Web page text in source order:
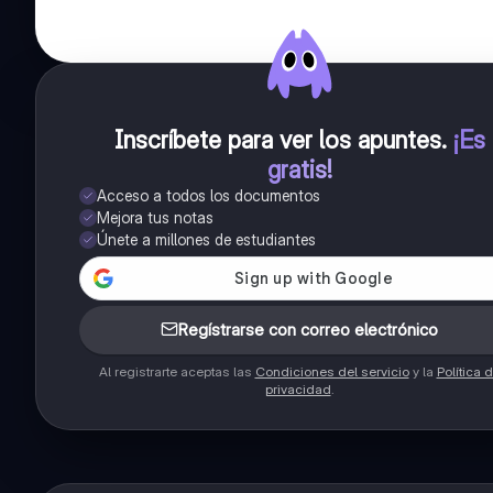
Inscríbete para ver los apuntes. ¡Es
gratis!
Acceso a todos los documentos
Mejora tus notas
Únete a millones de estudiantes
Regístrarse con correo electrónico
Al registrarte aceptas las Condiciones del servicioy la Política
privacidad